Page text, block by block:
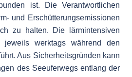
ist. Die Verantwortlichen
und Erschütterungsemissionen
zu halten. Die lärmintensiven
jeweils werktags während den
Aus Sicherheitsgründen kann
des Seeuferwegs entlang der